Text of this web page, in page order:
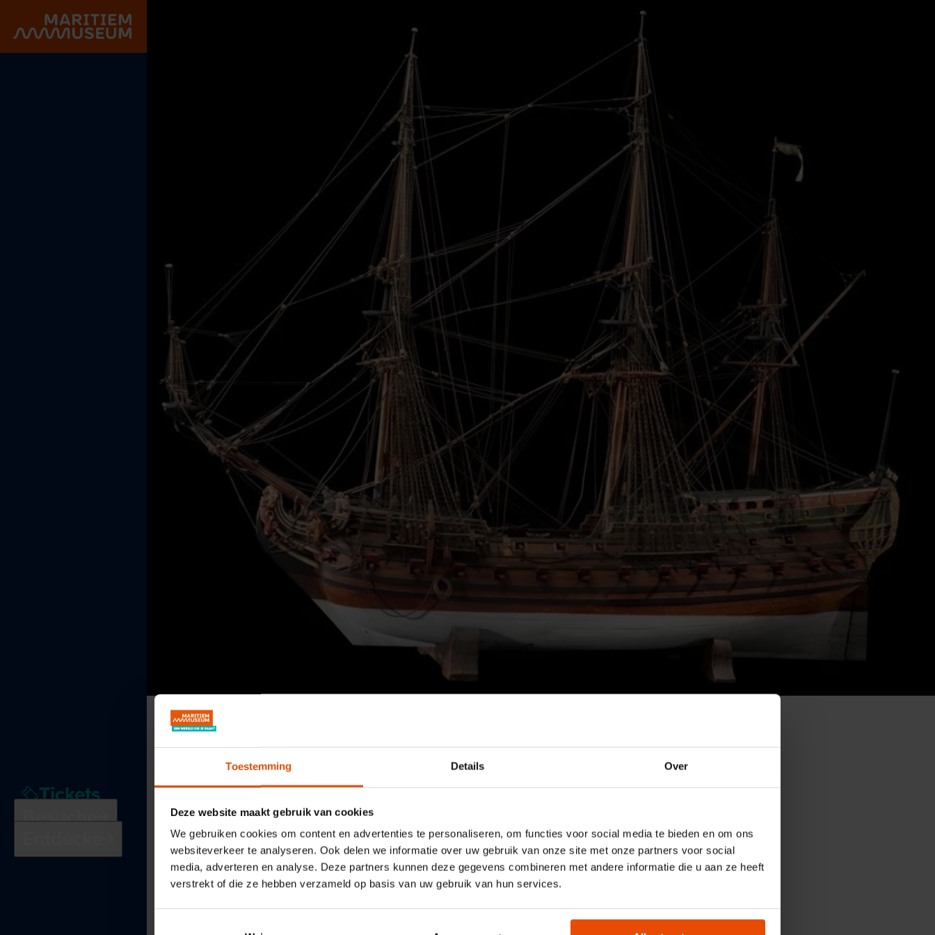
Toestemming Details Over
Deze website maakt gebruik van cookies
We gebruiken cookies om content en advertenties te personaliseren, om functies voor social media te bieden en om ons
websiteverkeer te analyseren. Ook delen we informatie over uw gebruik van onze site met onze partners voor social
media, adverteren en analyse. Deze partners kunnen deze gegevens combineren met andere informatie die u aan ze heeft
verstrekt of die ze hebben verzameld op basis van uw gebruik van hun services.
Gehe zum Hauptinhalt
Tickets
Besuche
Außergewöhnliches
Schiffsmodell Padmos
und Blijdorp
den Niederlanden nur wenige authentische Exemplare zu